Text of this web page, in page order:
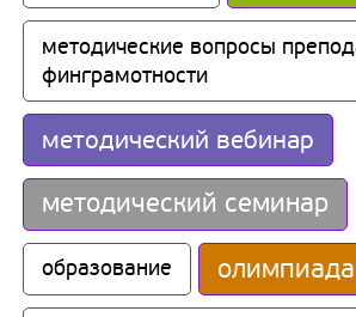
методические вопросы
финграмотности
методический вебинар
методический семинар
образование олимпиада